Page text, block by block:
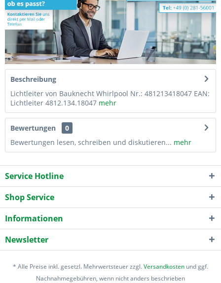
Beschreibung
Lichtleiter von Bauknecht Whirlpool Nr.: 481213418047 EAN:
Lichtleiter 4812.134.18047 mehr
Bewertungen
0
Bewertungen lesen, schreiben und diskutieren... mehr
Service Hotline
Shop Service
Informationen
Newsletter
* Alle Preise inkl. gesetzl. Mehrwertsteuer zzgl.Versandkosten und ggf.
Nachnahmegebühren, wenn nicht anders beschrieben